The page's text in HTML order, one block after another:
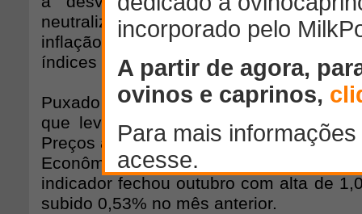
neutralizar esse movimento. Isso
inflação de custos pela frente e já
índices de preços ao consumidor",
Puxado pelos alimentos (carne bovina,
que leva trigo), além do álcool
Preços ao Consumidor da Fundação
Econômicas (IPC-Fipe) dobrou em
indicador fechou outubro com alta de
subido 0,53% no mês anterior.